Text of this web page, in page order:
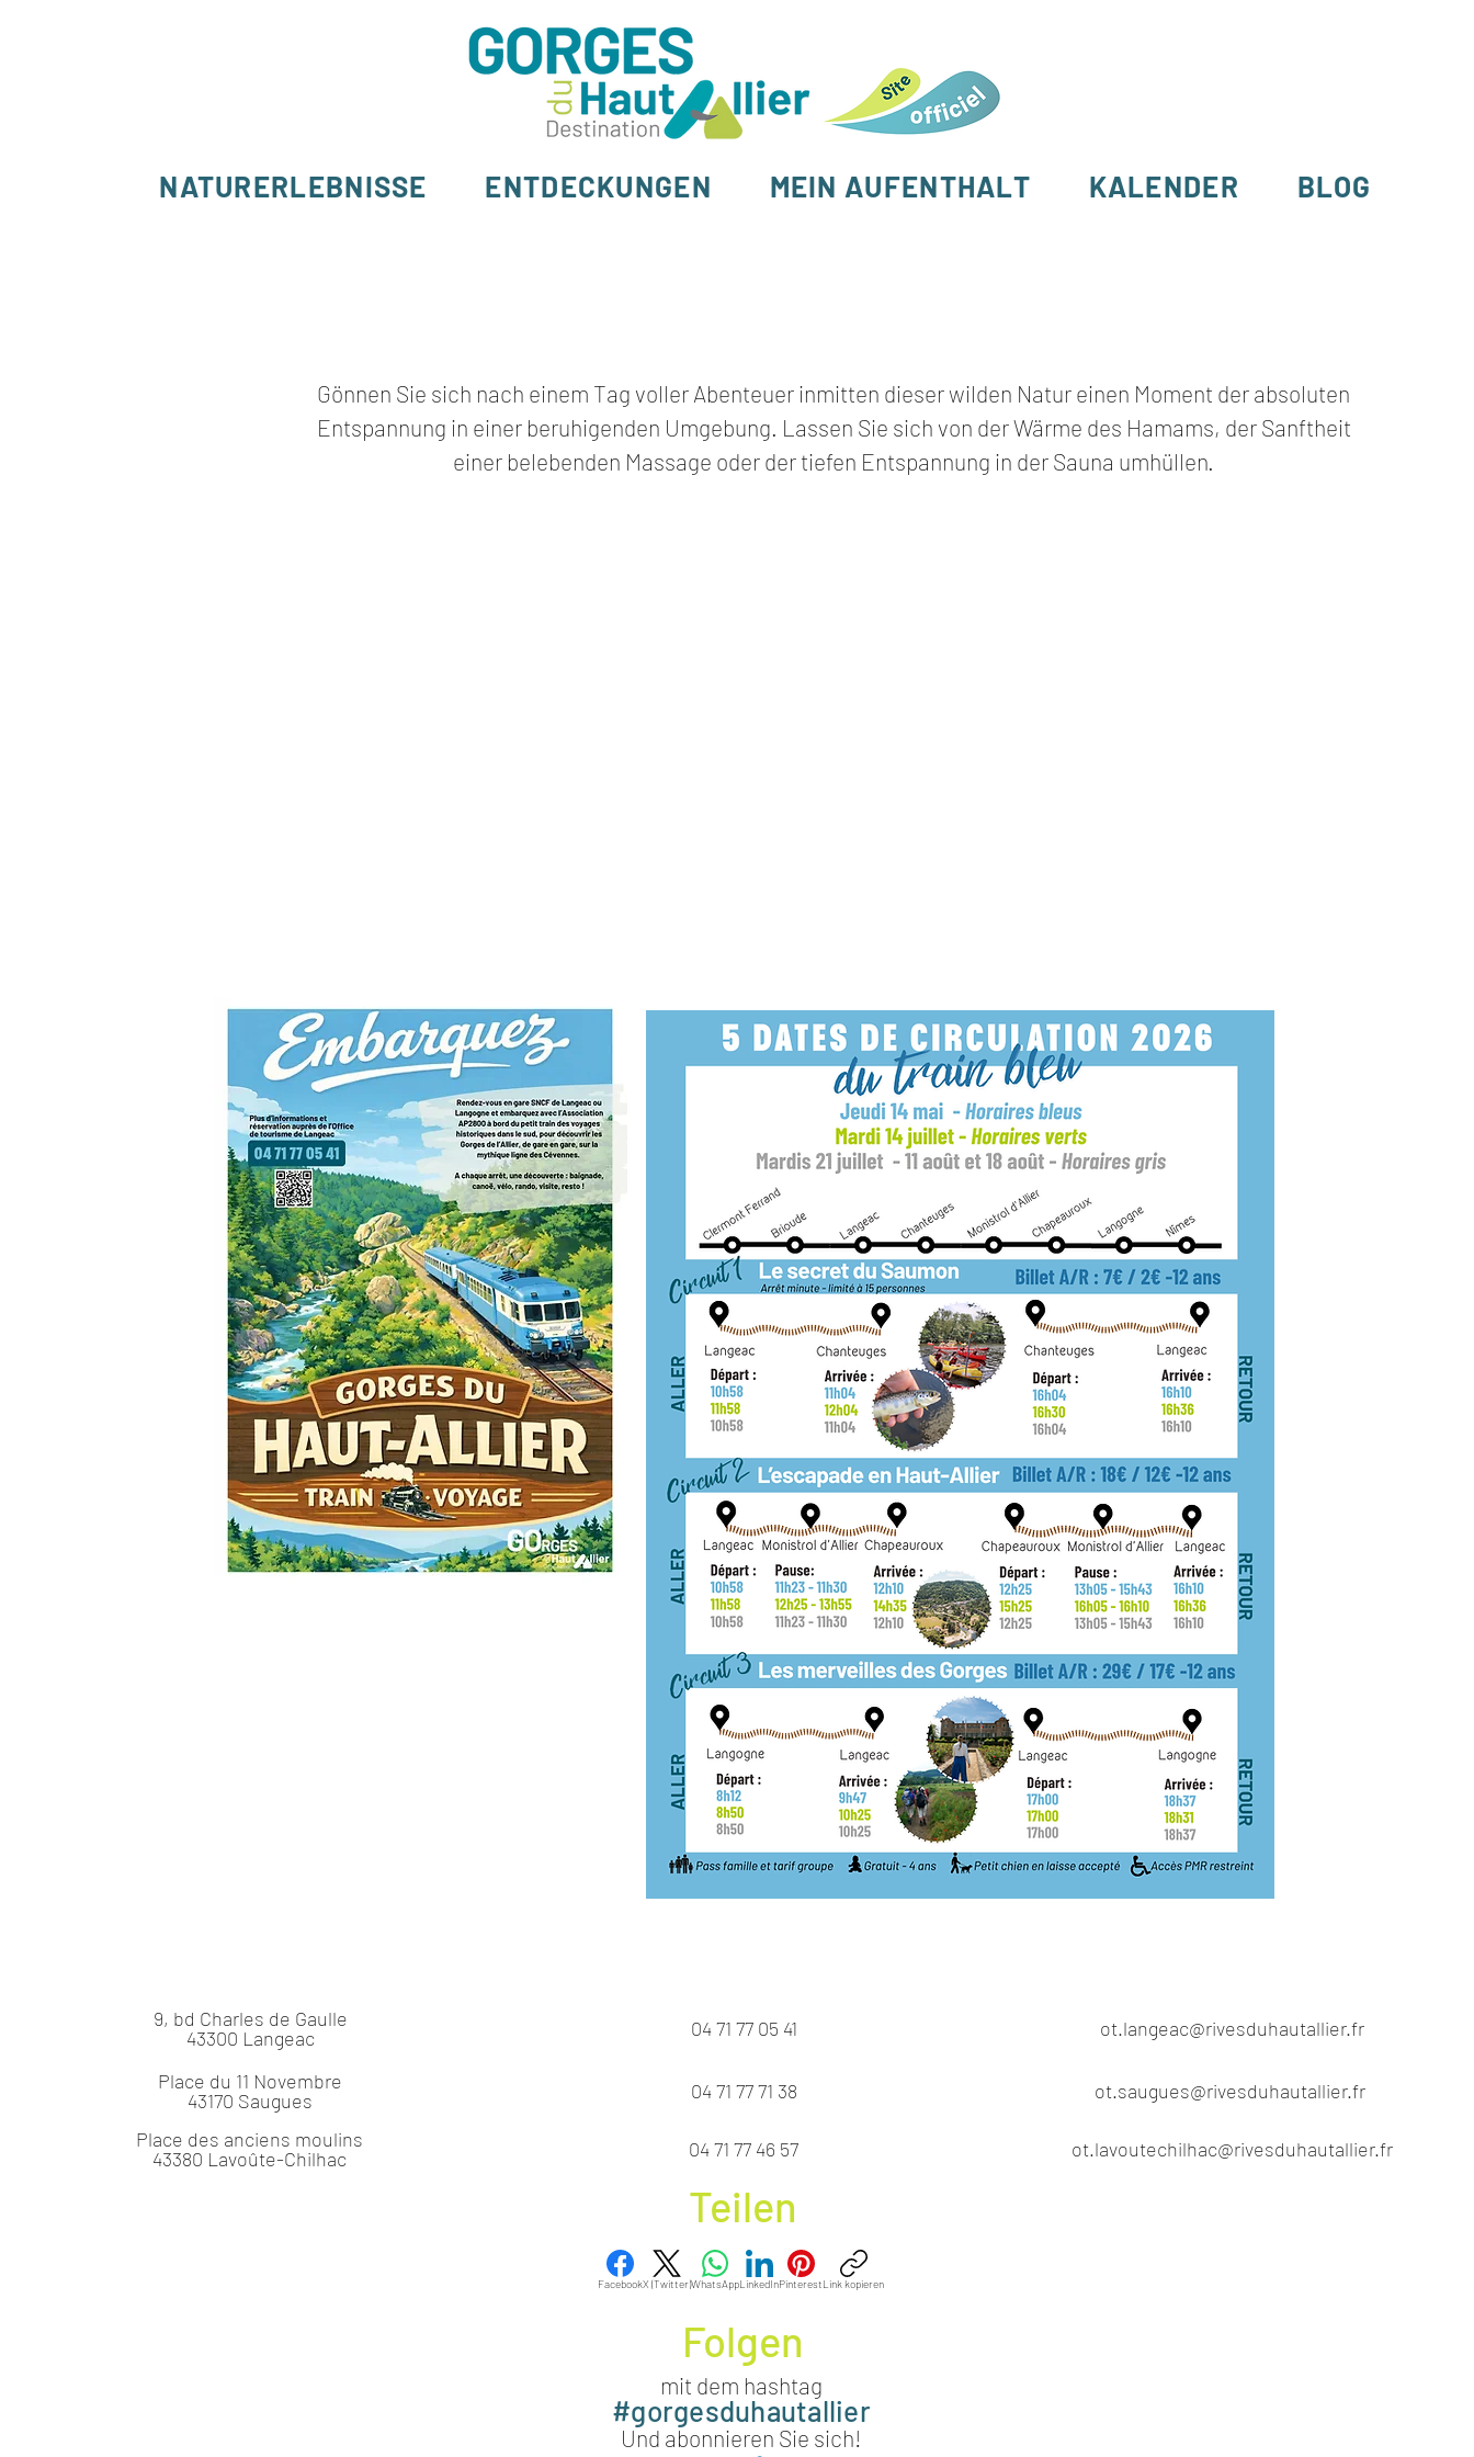
NATURERLEBNISSE ENTDECKUNGEN MEIN AUFENTHALT KALENDER BLOG
Gönnen Sie sich nach einem Tag voller Abenteuer inmitten dieser wilden Natur einen Moment der absoluten
Entspannung in einer beruhigenden Umgebung. Lassen Sie sich von der Wärme des Hamams, der Sanftheit
einer belebenden Massage oder der tiefen Entspannung in der Sauna umhüllen.
9, bd Charles de Gaulle
43300 Langeac
Place du 11 Novembre
43170 Saugues
Place des anciens moulins
43380 Lavoûte-Chilhac
04 71 77 05 41
04 71 77 71 38
04 71 77 46 57
ot.langeac@rivesduhautallier.fr
ot.saugues@rivesduhautallier.fr
ot.lavoutechilhac@rivesduhautallier.fr
Teilen
FacebookX (Twitter)WhatsAppLinkedInPinterestLink kopieren
Folgen
mit dem hashtag
#gorgesduhautallier
Und abonnieren Sie sich!